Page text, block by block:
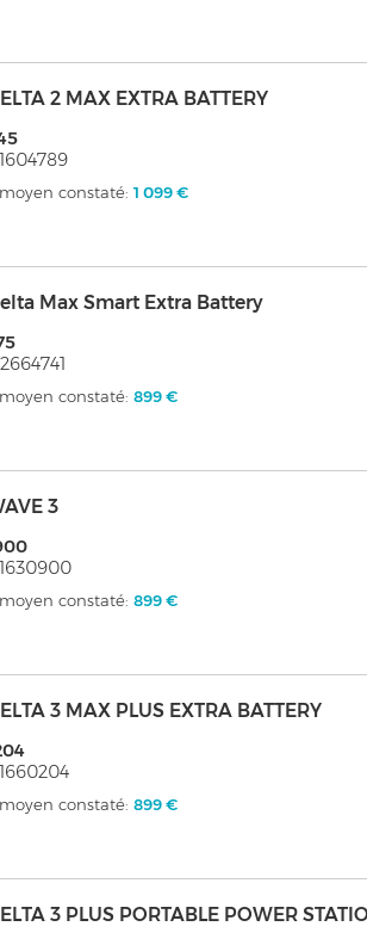
2 MAX EXTRA BATTERY
constaté:1 099 €
Max Smart Extra Battery
constaté:899 €
3
constaté:899 €
3 MAX PLUS EXTRA BATTERY
constaté:899 €
3 PLUS PORTABLE POWER